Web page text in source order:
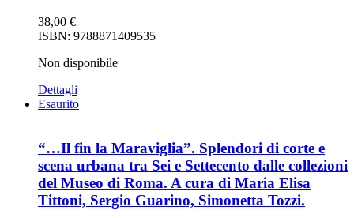
38,00 €
ISBN: 9788871409535
Non disponibile
Dettagli
Esaurito
“…Il fin la Maraviglia”. Splendori di corte e
scena urbana tra Sei e Settecento dalle collezioni
del Museo di Roma. A cura di Maria Elisa
Tittoni, Sergio Guarino, Simonetta Tozzi.